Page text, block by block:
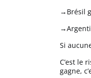
→Brésil
Si
C’est le
gagne,